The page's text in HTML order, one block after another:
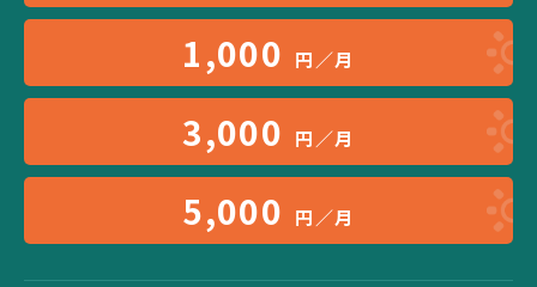
1,000 円／月
3,000 円／月
5,000 円／月